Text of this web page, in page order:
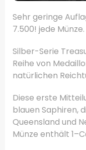
Sehr geringe
7.500! jede Münze.
Silber-Serie
Reihe von
natürlichen
Diese erste
blauen Saphiren,
Queensland und
Münze enthält 1–